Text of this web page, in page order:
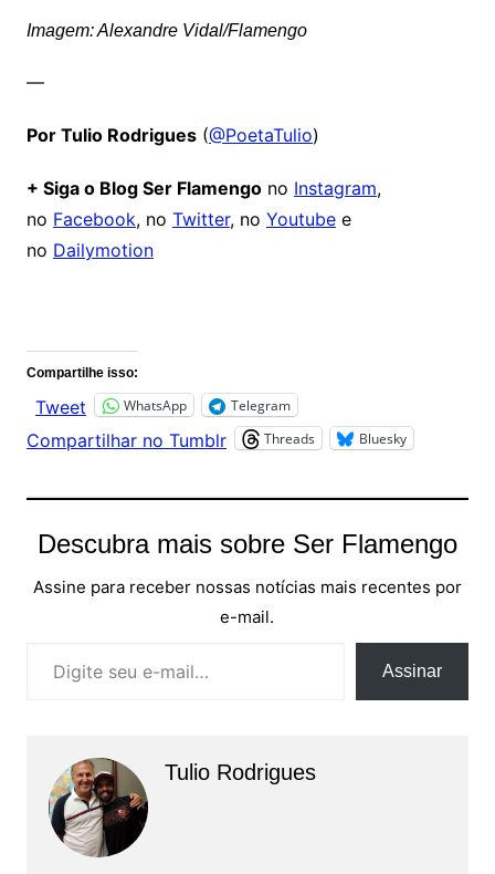
Imagem: Alexandre Vidal/Flamengo
—
Por Tulio Rodrigues(@PoetaTulio)
+ Siga o Blog Ser Flamengono Instagram,
no Facebook, no Twitter, no Youtubee
no Dailymotion
Compartilhe isso:
Tweet WhatsApp Telegram
Compartilhar no Tumblr Threads Bluesky
Descubra mais sobre Ser Flamengo
Assine para receber nossas notícias mais recentes por
e-mail.
Assinar
Tulio Rodrigues